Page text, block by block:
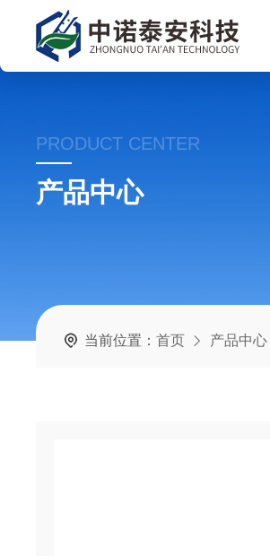
PRODUCT CENTER
产品中心
当前位置：首页 产品中心